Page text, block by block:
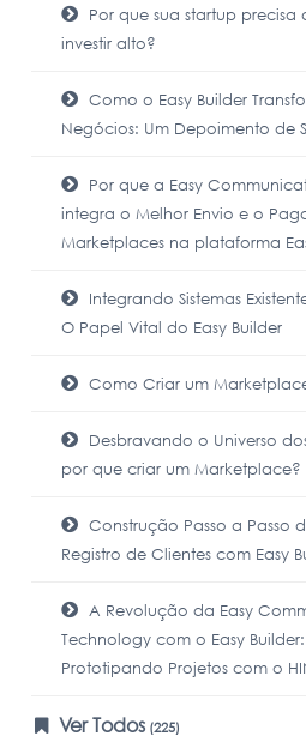
Por que sua startup precisa
investir alto?
Como o Easy Builder
Negócios: Um Depoimento de
Por que a Easy
integra o Melhor Envio e o
Marketplaces na plataforma
Integrando Sistemas
O Papel Vital do Easy Builder
Como Criar um
Desbravando o Universo
por que criar um Marketplace?
Construção Passo a Passo
Registro de Clientes com Easy
A Revolução da Easy
Technology com o Easy
Prototipando Projetos com o
Ver Todos (225)